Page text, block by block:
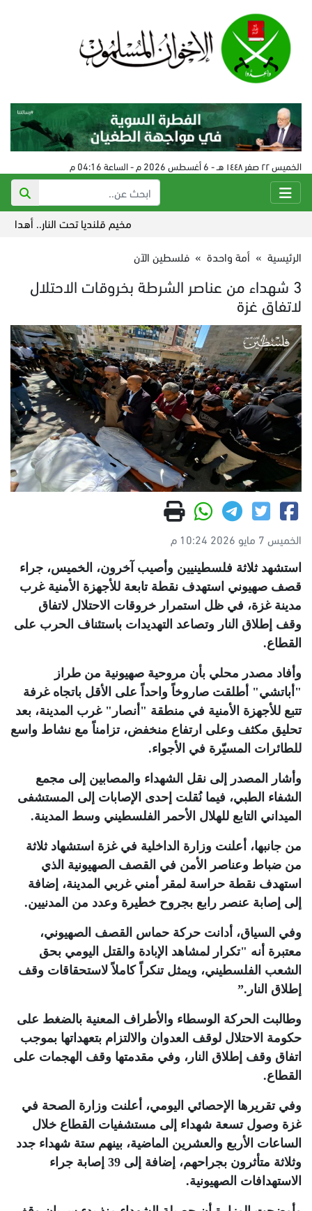
الخميس ٢٢ صفر ١٤٤٨ هـ - 6 أغسطس 2026 م - الساعة 04:16 م
مخيم قلنديا تحت النار.. أهداف
الرئيسية » أمة واحدة » فلسطين الآن
3 شهداء من عناصر الشرطة بخروقات الاحتلال
لاتفاق غزة
الخميس 7 مايو 2026 10:24 م
استشهد ثلاثة فلسطينيين وأصيب آخرون، الخميس، جراء
قصف صهيوني استهدف نقطة تابعة للأجهزة الأمنية غرب
مدينة غزة، في ظل استمرار خروقات الاحتلال لاتفاق
وقف إطلاق النار وتصاعد التهديدات باستئناف الحرب على
القطاع.
وأفاد مصدر محلي بأن مروحية صهيونية من طراز
"أباتشي" أطلقت صاروخاً واحداً على الأقل باتجاه غرفة
تتبع للأجهزة الأمنية في منطقة "أنصار" غرب المدينة، بعد
تحليق مكثف وعلى ارتفاع منخفض، تزامناً مع نشاط واسع
للطائرات المسيّرة في الأجواء.
وأشار المصدر إلى نقل الشهداء والمصابين إلى مجمع
الشفاء الطبي، فيما نُقلت إحدى الإصابات إلى المستشفى
الميداني التابع للهلال الأحمر الفلسطيني وسط المدينة.
من جانبها، أعلنت وزارة الداخلية في غزة استشهاد ثلاثة
من ضباط وعناصر الأمن في القصف الصهيونية الذي
استهدف نقطة حراسة لمقر أمني غربي المدينة، إضافة
إلى إصابة عنصر رابع بجروح خطيرة وعدد من المدنيين.
وفي السياق، أدانت حركة حماس القصف الصهيوني،
معتبرة أنه "تكرار لمشاهد الإبادة والقتل اليومي بحق
الشعب الفلسطيني، ويمثل تنكراً كاملاً لاستحقاقات وقف
إطلاق النار ”.
وطالبت الحركة الوسطاء والأطراف المعنية بالضغط على
حكومة الاحتلال لوقف العدوان والالتزام بتعهداتها بموجب
اتفاق وقف إطلاق النار، وفي مقدمتها وقف الهجمات على
القطاع.
وفي تقريرها الإحصائي اليومي، أعلنت وزارة الصحة في
غزة وصول تسعة شهداء إلى مستشفيات القطاع خلال
الساعات الأربع والعشرين الماضية، بينهم ستة شهداء جدد
وثلاثة متأثرون بجراحهم، إضافة إلى 39 إصابة جراء
الاستهدافات الصهيونية.